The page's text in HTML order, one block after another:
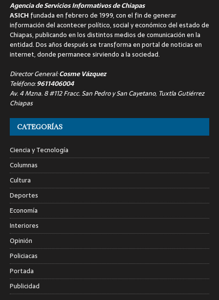
Agencia de Servicios Informativos de Chiapas
ASICH fundada en febrero de 1999, con el fin de generar
información del acontecer político, social y económico del estado de
Chiapas, publicando en los distintos medios de comunicación en la
entidad. Dos años después se transforma en portal de noticias en
internet, donde permanece sirviendo a la sociedad.
Director General:Cosme Vázquez
Teléfono:9611406004
Av. 4 Mzna. 8 #112 Fracc. San Pedro y San Cayetano, Tuxtla Gutiérrez
Chiapas
CATEGORÍAS
Ciencia y Tecnología
Columnas
Cultura
Deportes
Economía
Interiores
Opinión
Policiacas
Portada
Publicidad